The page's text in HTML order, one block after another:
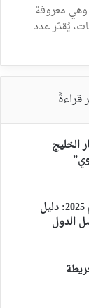
معروفة
يُقدّر عدد
قراءةً
الخليج
الهجرة واللجوء في دول العالم 2025: دليل
الدول